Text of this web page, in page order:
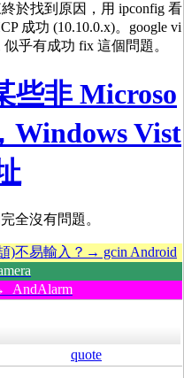
於找到原因，用 ipconfig 看
成功 (10.10.0.x)。google vi
乎有成功 fix 這個問題。
些非 Microso
Windows Vist
全沒有問題。
)不易輸入？→ gcin Android
AndAlarm
quote